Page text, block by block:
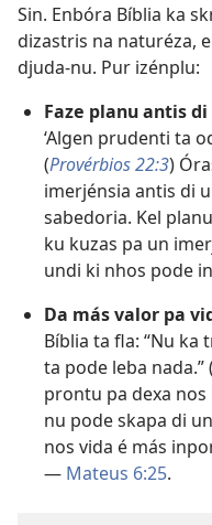
Sin. Enbóra Bíblia ka
dizastris na naturéza,
djuda-nu. Pur izénplu:
Faze planu antis
‘Algen prudenti ta
(Provérbios 22:3)
imerjénsia antis di
sabedoria. Kel
ku kuzas pa un
undi ki nhos pode
Da más valor pa
Bíblia ta fla: “Nu ka
ta pode leba nada.” (
prontu pa dexa nos
nu pode skapa di
nos vida é más
— Mateus 6:25.